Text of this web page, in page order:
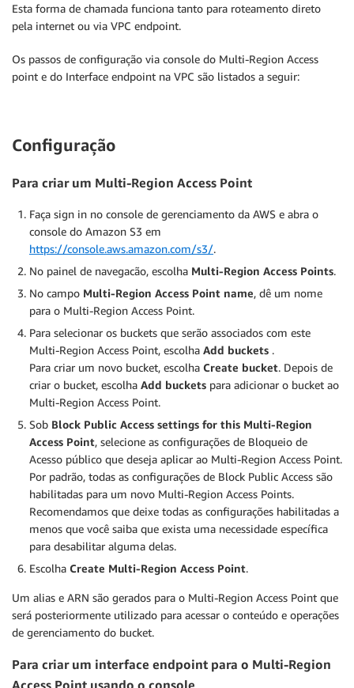
Esta forma de chamada funciona tanto para roteamento direto
pela internet ou via VPC endpoint.
Os passos de configuração via console do Multi-Region Access
point e do Interface endpoint na VPC são listados a seguir:
Configuração
Para criar um Multi-Region Access Point
Faça sign in no console de gerenciamento da AWS e abra o
console do Amazon S3 em
https://console.aws.amazon.com/s3/.
No painel de navegacão, escolha Multi-Region Access Points.
No campo Multi-Region Access Point name, dê um nome
para o Multi-Region Access Point.
Para selecionar os buckets que serão associados com este
Multi-Region Access Point, escolha Add buckets .
Para criar um novo bucket, escolha Create bucket. Depois de
criar o bucket, escolha Add buckets para adicionar o bucket ao
Multi-Region Access Point.
Sob Block Public Access settings for this Multi-Region
Access Point, selecione as configurações de Bloqueio de
Acesso público que deseja aplicar ao Multi-Region Access Point.
Por padrão, todas as configurações de Block Public Access são
habilitadas para um novo Multi-Region Access Points.
Recomendamos que deixe todas as configurações habilitadas a
menos que você saiba que exista uma necessidade específica
para desabilitar alguma delas.
Escolha Create Multi-Region Access Point.
Um alias e ARN são gerados para o Multi-Region Access Point que
será posteriormente utilizado para acessar o conteúdo e operações
de gerenciamento do bucket.
Para criar um interface endpoint para o Multi-Region